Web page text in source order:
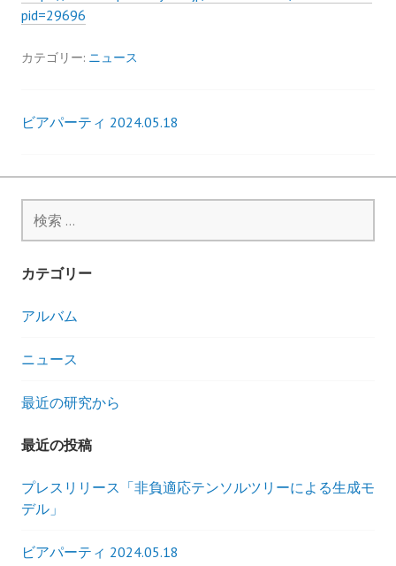
pid=29696
カテゴリー: ニュース
投
稿
ナ
ビ
ゲ
シ
ョ
ン
ビアパーティ 2024.05.18
カテゴリー
アルバム
ニュース
最近の研究から
最近の投稿
プレスリリース「非負適応テンソルツリーによる生成モ
デル」
ビアパーティ 2024.05.18